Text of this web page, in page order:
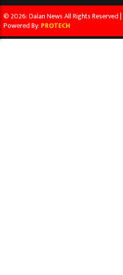
© 2026: Dalan News All Rights Reserved |
Powered By: PROTECH